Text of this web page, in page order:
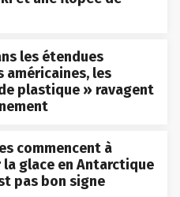
les étendues
américaines, les
plastique » ravagent
commencent à
la glace en Antarctique
pas bon signe